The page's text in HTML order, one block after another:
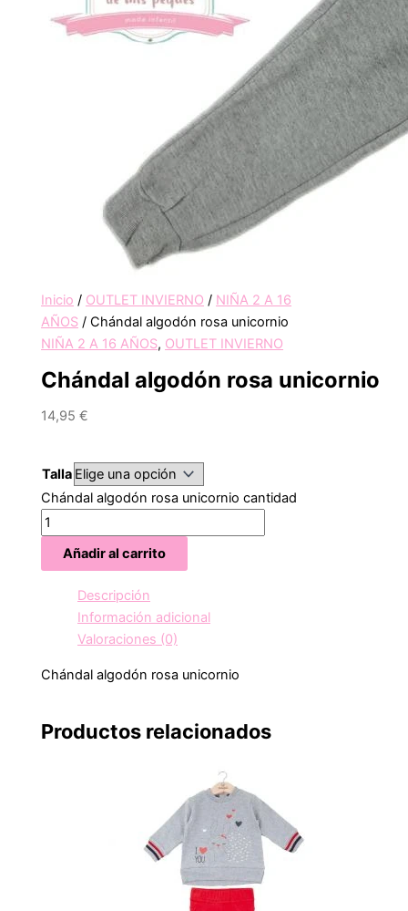
Inicio / OUTLET INVIERNO / NIÑA 2 A 16
AÑOS / Chándal algodón rosa unicornio
NIÑA 2 A 16 AÑOS, OUTLET INVIERNO
Chándal algodón rosa unicornio
14,95€
Talla
Chándal algodón rosa unicornio cantidad
Añadir al carrito
Descripción
Información adicional
Valoraciones (0)
Chándal algodón rosa unicornio
Productos relacionados